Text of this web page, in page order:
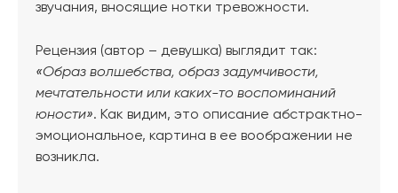
звучания, вносящие нотки тревожности.
Рецензия (автор – девушка) выглядит так:
«Образ волшебства, образ задумчивости,
мечтательности или каких-то воспоминаний
юности». Как видим, это описание абстрактно-
эмоциональное, картина в ее воображении не
возникла.